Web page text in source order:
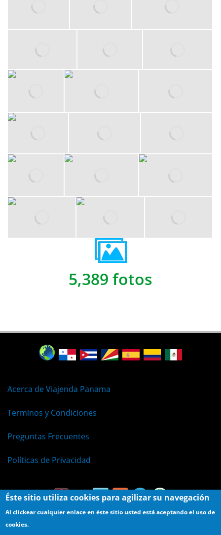
5,389 fotos
Acerca de Viajenda Panama
Terminos y Condiciones
Preguntas Frecuentes
Políticas de Privacidad
Éste sitio utiliza cookies para agilizar su navegación
Al clickear cualquier enlace en éste sitio usted está aceptando el uso de
cookies.